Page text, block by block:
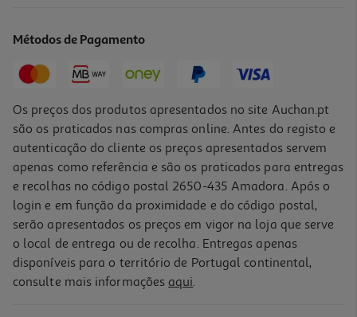
Trotinete Xiaomi Scooter 6 Pro
Métodos de Pagamento
Os preços dos produtos apresentados no site Auchan.pt
são os praticados nas compras online. Antes do registo e
autenticação do cliente os preços apresentados servem
apenas como referência e são os praticados para entregas
e recolhas no código postal 2650-435 Amadora. Após o
login e em função da proximidade e do código postal,
serão apresentados os preços em vigor na loja que serve
o local de entrega ou de recolha. Entregas apenas
disponíveis para o território de Portugal continental,
consulte mais informações aqui.